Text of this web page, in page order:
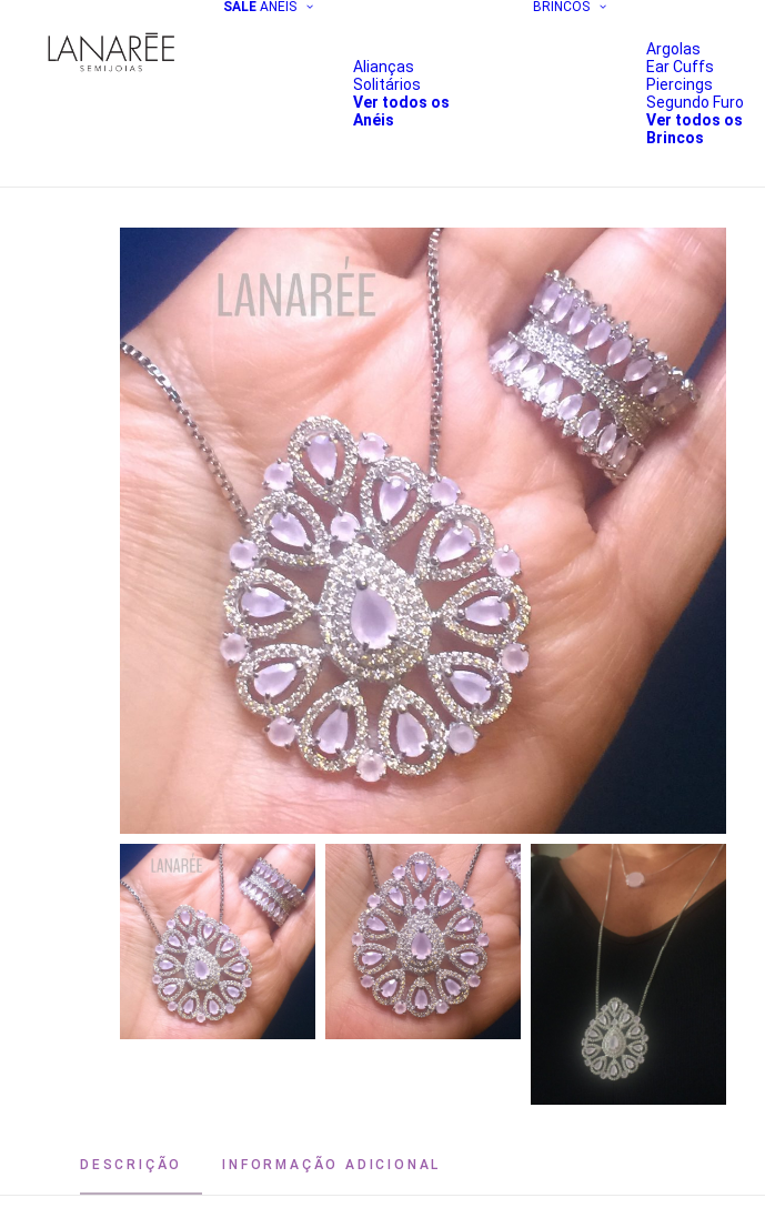
SALE ANÉIS
Alianças
Solitários
Ver todos os
Anéis
BRINCOS
Argolas
Ear Cuffs
Piercings
Segundo Furo
Ver todos os
Brincos
DESCRIÇÃO INFORMAÇÃO ADICIONAL